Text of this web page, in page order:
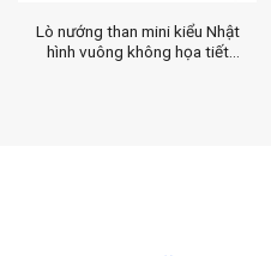
Lò nướng than mini kiểu Nhật
hình vuông không họa tiết